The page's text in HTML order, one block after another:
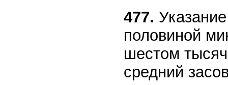
477.
половиной
шестом
средний